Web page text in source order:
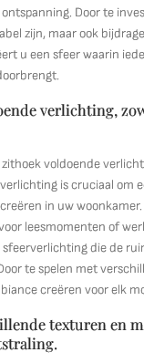
Door te
zijn, maar ook
u een sfeer waarin
verlichting,
voldoende
is cruciaal om
in uw
leesmomenten of
sfeerverlichting die de
te spelen met
creëren voor elk
texturen en